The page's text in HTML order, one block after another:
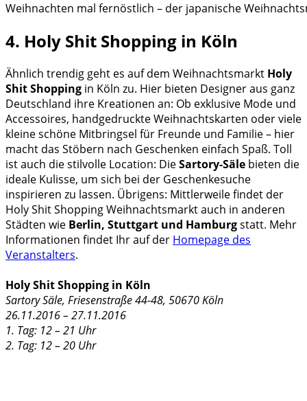
Weihnachten mal fernöstlich – der japanische
4. Holy Shit Shopping in Köln
Ähnlich trendig geht es auf dem Weihnachtsmarkt Holy
Shit Shopping in Köln zu. Hier bieten Designer aus ganz
Deutschland ihre Kreationen an: Ob exklusive Mode und
Accessoires, handgedruckte Weihnachtskarten oder viele
kleine schöne Mitbringsel für Freunde und Familie – hier
macht das Stöbern nach Geschenken einfach Spaß. Toll
ist auch die stilvolle Location: DieSartory-Säle bieten die
ideale Kulisse, um sich bei der Geschenkesuche
inspirieren zu lassen. Übrigens: Mittlerweile findet der
Holy Shit Shopping Weihnachtsmarkt auch in anderen
Städten wie Berlin, Stuttgart und Hamburgstatt. Mehr
Informationen findet Ihr auf der Homepage des
Veranstalters.
Holy Shit Shopping in Köln
Sartory Säle, Friesenstraße 44-48, 50670 Köln
26.11.2016 – 27.11.2016
1. Tag: 12 – 21 Uhr
2. Tag: 12 – 20 Uhr